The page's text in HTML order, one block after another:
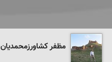
مظفر کشاورزمحمدیان